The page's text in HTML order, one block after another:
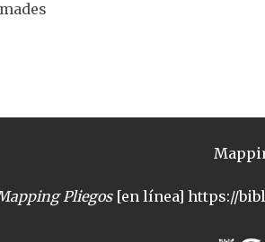
Pliegos[en línea] https://